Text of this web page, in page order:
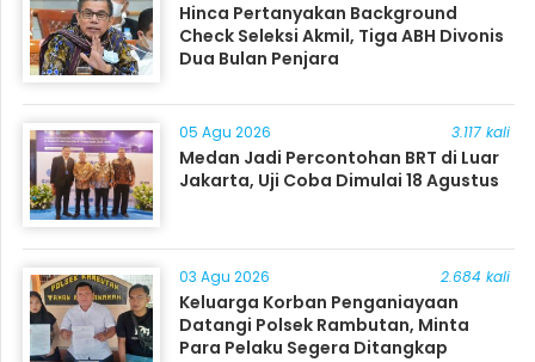
Hinca Pertanyakan Background
Check Seleksi Akmil, Tiga ABH Divonis
Dua Bulan Penjara
05 Agu 2026 3.117 kali
Medan Jadi Percontohan BRT di Luar
Jakarta, Uji Coba Dimulai 18 Agustus
03 Agu 2026 2.684 kali
Keluarga Korban Penganiayaan
Datangi Polsek Rambutan, Minta
Para Pelaku Segera Ditangkap